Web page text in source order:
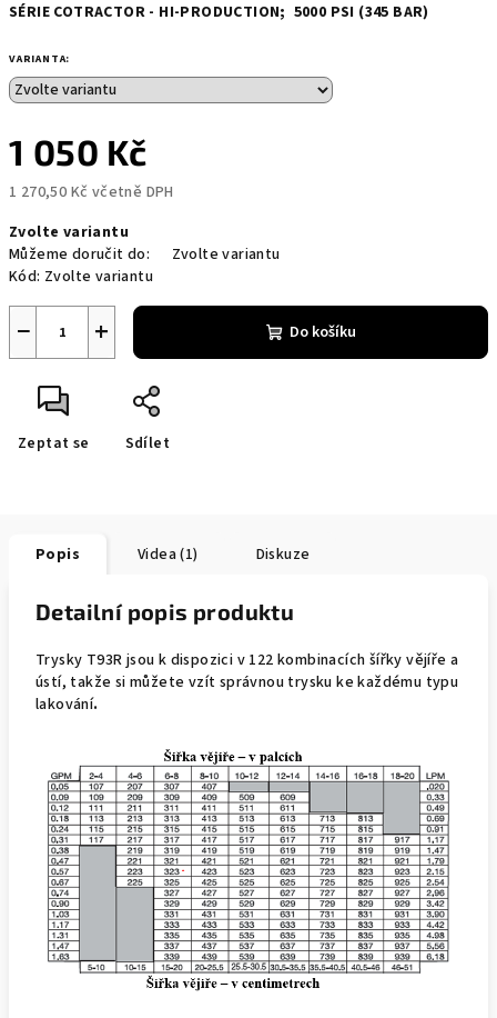
SÉRIE COTRACTOR - HI-PRODUCTION; 5000 PSI (345 BAR)
VARIANTA:
1 050 Kč
1 270,50 Kč včetně DPH
cena:
Zvolte variantu
Můžeme doručit do:
Zvolte variantu
Kód: Zvolte variantu
+
− Do košíku
Zeptat se Sdílet
Popis Videa (1) Diskuze
Detailní popis produktu
Trysky T93R jsou k dispozici v 122 kombinacích šířky vějíře a
ústí, takže si můžete vzít správnou trysku ke každému typu
lakování.